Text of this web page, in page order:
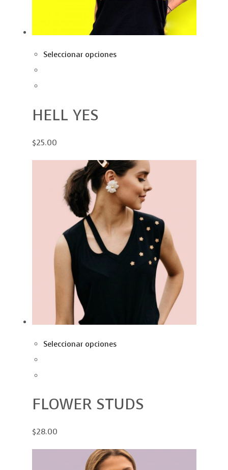
Seleccionar opciones
HELL YES
$25.00
Seleccionar opciones
FLOWER STUDS
$28.00